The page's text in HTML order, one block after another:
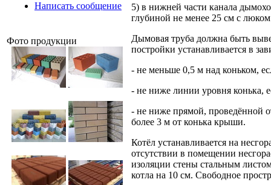
Написать сообщение
Фото продукции
5) в нижней части канала
глубиной не менее 25 см с
Дымовая труба должна быть
постройки устанавливается в
- не меньше 0,5 м над коньком,
- не ниже линии уровня конька,
- не ниже прямой, проведённой
более 3 м от конька крыши.
Котёл устанавливается на
отсутствии в помещении
изоляции стены стальным
котла на 10 см. Свободное